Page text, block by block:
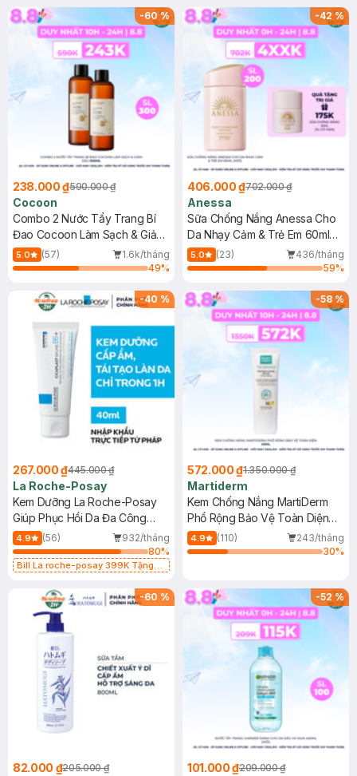
-60%
238.000 ₫590.000 ₫
Cocoon
Combo 2 Nước Tẩy Trang Bí
Đao Cocoon Làm Sạch & Giảm
Dầu 500ml
5.0 (57)
1.6k/tháng
49%
-42%
406.000 ₫702.000 ₫
Anessa
Sữa Chống Nắng Anessa Cho
Da Nhạy Cảm & Trẻ Em 60ml
(Mới)
5.0 (23)
436/tháng
59%
-40 %
267.000 ₫445.000 ₫
La Roche-Posay
Kem Dưỡng La Roche-Posay
Giúp Phục Hồi Da Đa Công
Dụng 40ml
4.9 (56)
932/tháng
80%
Bill La roche-posay 399K Tặng
(SL có hạn)
-58%
572.000 ₫1.350.000 ₫
Martiderm
Kem Chống Nắng MartiDerm
Phổ Rộng Bảo Vệ Toàn Diện
40ml
4.9 (110)
243/tháng
30%
-60 %
82.000 ₫205.000 ₫
-52%
101.000 ₫209.000 ₫